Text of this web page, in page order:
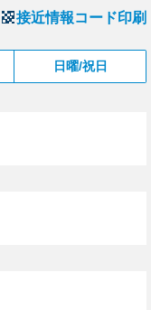
接近情報コード印刷
日曜/祝日